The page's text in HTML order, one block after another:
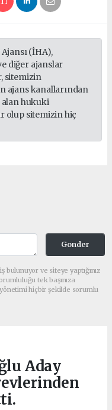
(İHA),
diğer ajanslar
sitemizin
ajans kanallarından
alan hukuki
olup sitemizin hiç
Gonder
bulunuyor ve siteye yaptığınız
tek başınıza
hiçbir şekilde sorumlu
Aday